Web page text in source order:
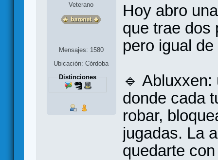
Veterano
Mensajes: 1580
Ubicación: Córdoba
Distinciones
Hoy abro
que trae dos
pero igual
🔹
donde cada
robar,
jugadas. La
quedarte